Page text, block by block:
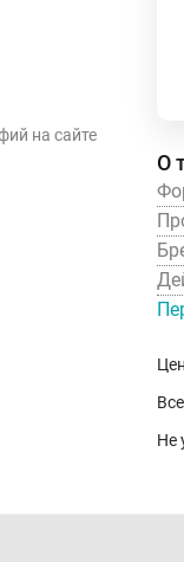
на сайте
О
Не